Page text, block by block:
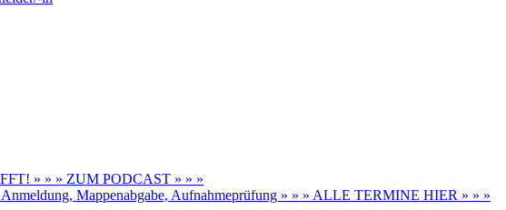
» » » ZUM PODCAST » » »
Anmeldung, Mappenabgabe, Aufnahmeprüfung » » » ALLE TERMINE HIER » » »